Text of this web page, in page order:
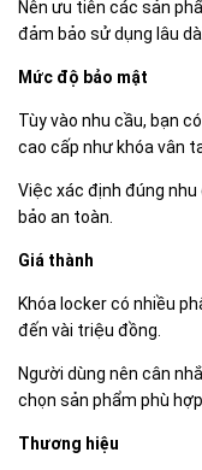
Nên ưu tiên các sản
đảm bảo sử dụng lâu
Mức độ bảo mật
Tùy vào nhu cầu, bạn
cao cấp như khóa vân
Việc xác định đúng
bảo an toàn.
Giá thành
Khóa locker có nhiều
đến vài triệu đồng.
Người dùng nên cân
chọn sản phẩm phù hợp.
Thương hiệu